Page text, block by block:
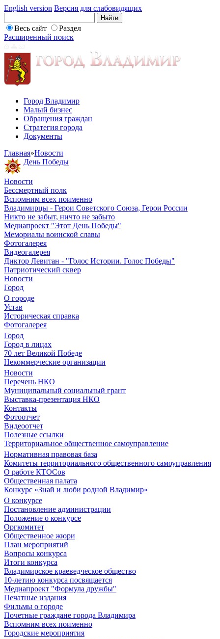
English version Версия для слабовидящих
Весь сайт
Раздел
Расширенный поиск
Город Владимир
Малый бизнес
Обращения граждан
Стратегия города
Документы
Главная»Новости
День Победы
Новости
Бессмертный полк
Вспомним всех поименно
Владимирцы - Герои Советского Союза, Герои России
Никто не забыт, ничто не забыто
Медиапроект "Этот День Победы"
Мемориалы воинской славы
Фотогалерея
Видеогалерея
Диктор Левитан - "Голос Истории. Голос Победы"
Патриотический сквер
Новости
Город
О городе
Устав
Историческая справка
Фотогалерея
Город
Город в лицах
70 лет Великой Победе
Некоммерческие организации
Новости
Перечень НКО
Муниципальный социальный грант
Выставка-презентация НКО
Контакты
Фотоотчет
Видеоотчет
Полезные ссылки
Территориальное общественное самоуправление
Нормативная правовая база
Комитеты территориального общественного самоуправления
О работе КТОСов
Общественная палата
Конкурс «Знай и люби родной Владимир»
О конкурсе
Постановление администрации
Положение о конкурсе
Оргкомитет
Общественное жюри
План мероприятий
Вопросы конкурса
Итоги конкурса
Владимирское краеведческое общество
10-летию конкурса посвящается
Медиапроект "Формула дружбы"
Печатные издания
Фильмы о городе
Почетные граждане города Владимира
Вспомним всех поименно
Городские мероприятия